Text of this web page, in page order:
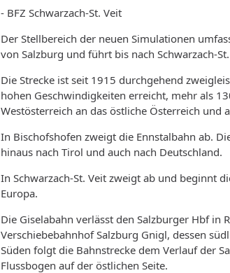
- BFZ Schwarzach-St. Veit
Der Stellbereich der neuen Simulationen
von Salzburg und führt bis nach Schwarzach-
Die Strecke ist seit 1915 durchgehend
hohen Geschwindigkeiten erreicht, mehr als
Westösterreich an das östliche Österreich
In Bischofshofen zweigt die Ennstalbahn ab.
hinaus nach Tirol und auch nach Deutschland.
In Schwarzach-St. Veit zweigt ab und beginnt
Europa.
Die Giselabahn verlässt den Salzburger Hbf in
Verschiebebahnhof Salzburg Gnigl, dessen
Süden folgt die Bahnstrecke dem Verlauf der
Flussbogen auf der östlichen Seite.